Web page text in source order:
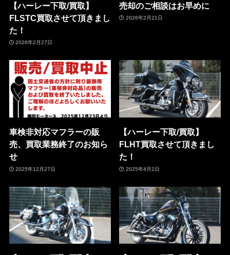
【ハーレー下取/買取】
FLSTC買取させて頂きまし
た！
2026年2月27日
売却のご相談はお早めに
2026年2月21日
車検非対応マフラーの販
売、買取業務終了のお知ら
せ
2025年12月27日
【ハーレー下取/買取】
FLHT買取させて頂きまし
た！
2025年4月2日